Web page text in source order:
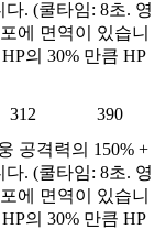
. (쿨타임: 8초. 영
에 면역이 있습니
의 30% 만큼 HP
312
390
공격력의 150% +
. (쿨타임: 8초. 영
에 면역이 있습니
의 30% 만큼 HP